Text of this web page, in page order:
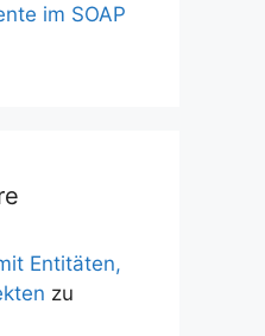
im SOAP
Entitäten,
zu